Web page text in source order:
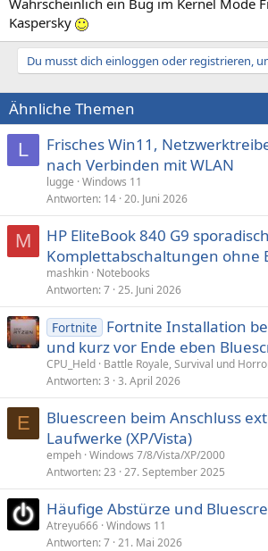
Kaspersky
Du musst dich einloggen oder registrieren,
Ähnliche Themen
L
Frisches Win11,
nach Verbinden mit WLAN
lugge Windows 11
Antworten 14 20. Juni 2026
M
HP EliteBook 840 G9
Komplettabschaltungen ohne
mashkin Notebooks
Antworten 7 25. Juni 2026
Fortnite
Fortnite Installation
und kurz vor Ende eben
CPU_Held Battle Royale, Survival und
Antworten 3 3. April 2026
E
Bluescreen beim Anschluss
Laufwerke (XP/Vista)
empeh Windows 7/8/Vista/XP/2000
Antworten 23 27. September 2025
Häufige Abstürze und
Atreyu666 Windows 11
Antworten 7 21. Mai 2026